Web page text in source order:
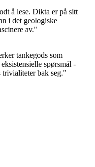
å lese. Dikta er på sitt
i det geologiske
av."
tankegods som
spørsmål -
trivialiteter bak seg."